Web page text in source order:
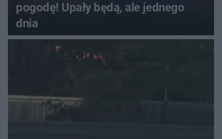
pogodę! Upały będą, ale jednego
dnia